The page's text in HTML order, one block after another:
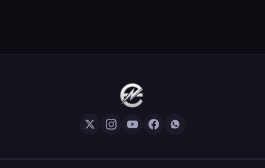
Crítica O Mandaloriano e Grogu: A Aventura
Perfeita de Star Wars? — Sem Spoilers
RUIM